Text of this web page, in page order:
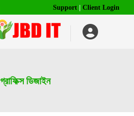
Support Client Login
গ্রাফিক্স ডিজাইন